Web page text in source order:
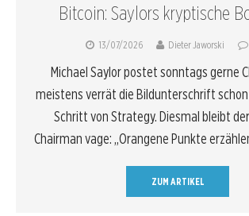
Bitcoin: Saylors kryptische
13/07/2026 Dieter Jaworski
Michael Saylor postet sonntags gerne
meistens verrät die Bildunterschrift
Schritt von Strategy. Diesmal bleibt
Chairman vage: „Orangene Punkte
ZUM ARTIKEL